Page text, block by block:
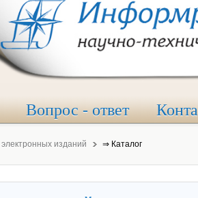
Вопрос - ответ
изданий ⇒ Каталог